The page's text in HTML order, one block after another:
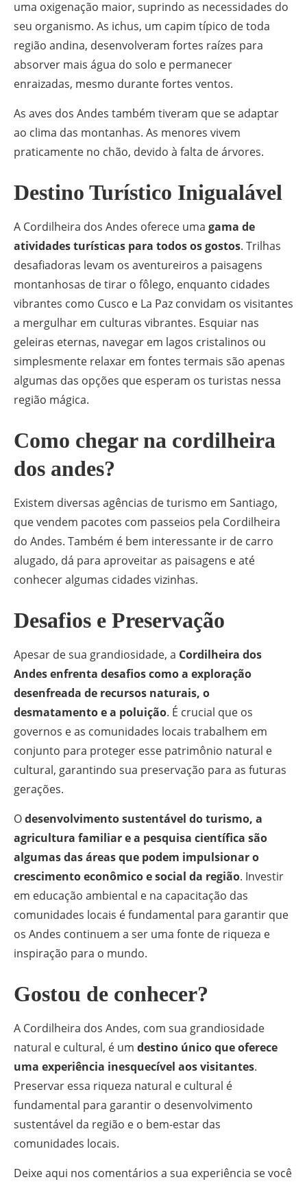
uma oxigenação maior, suprindo as necessidades do
seu organismo. As ichus, um capim típico de toda
região andina, desenvolveram fortes raízes para
absorver mais água do solo e permanecer
enraizadas, mesmo durante fortes ventos.
As aves dos Andes também tiveram que se adaptar
ao clima das montanhas. As menores vivem
praticamente no chão, devido à falta de árvores.
Destino Turístico Inigualável
A Cordilheira dos Andes oferece uma gama de
atividades turísticas para todos os gostos. Trilhas
desafiadoras levam os aventureiros a paisagens
montanhosas de tirar o fôlego, enquanto cidades
vibrantes como Cusco e La Paz convidam os visitantes
a mergulhar em culturas vibrantes. Esquiar nas
geleiras eternas, navegar em lagos cristalinos ou
simplesmente relaxar em fontes termais são apenas
algumas das opções que esperam os turistas nessa
região mágica.
Como chegar na cordilheira
dos andes?
Existem diversas agências de turismo em Santiago,
que vendem pacotes com passeios pela Cordilheira
do Andes. Também é bem interessante ir de carro
alugado, dá para aproveitar as paisagens e até
conhecer algumas cidades vizinhas.
Desafios e Preservação
Apesar de sua grandiosidade, a Cordilheira dos
Andes enfrenta desafios como a exploração
desenfreada de recursos naturais, o
desmatamento e a poluição. É crucial que os
governos e as comunidades locais trabalhem em
conjunto para proteger esse patrimônio natural e
cultural, garantindo sua preservação para as futuras
gerações.
Odesenvolvimento sustentável do turismo, a
agricultura familiar e a pesquisa científica são
algumas das áreas que podem impulsionar o
crescimento econômico e social da região. Investir
em educação ambiental e na capacitação das
comunidades locais é fundamental para garantir que
os Andes continuem a ser uma fonte de riqueza e
inspiração para o mundo.
Gostou de conhecer?
A Cordilheira dos Andes, com sua grandiosidade
natural e cultural, é um destino único que oferece
uma experiência inesquecível aos visitantes.
Preservar essa riqueza natural e cultural é
fundamental para garantir o desenvolvimento
sustentável da região e o bem-estar das
comunidades locais.
Deixe aqui nos comentários a sua experiência se você